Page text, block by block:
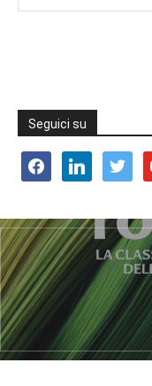
Seguici su
facebooklinkedin twitter